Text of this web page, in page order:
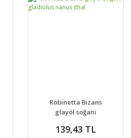
DETAYLAR
VER
Robinetta Bizans
glayöl soğanı
139,43 TL